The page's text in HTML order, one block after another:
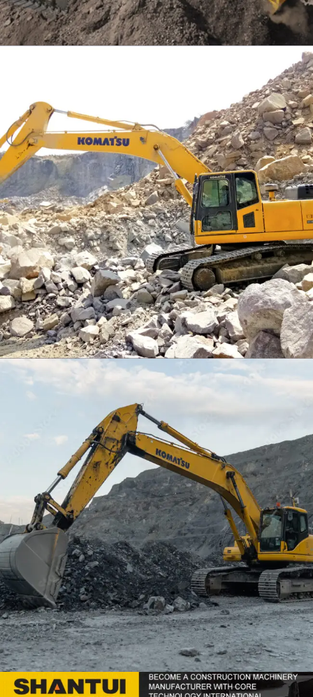
EXCAVATOR TOOLS
KOMATSU PC300SE-8M0
Find Out More
EXCAVATOR TOOLS
KOMATSU PC400LCSE-8
Find Out More